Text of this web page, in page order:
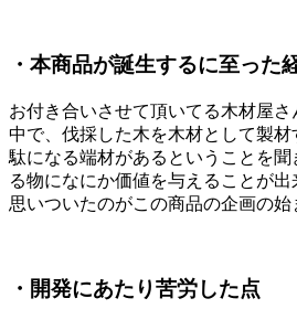
・本商品が誕生するに至った
お付き合いさせて頂いてる木材屋さ
中で、伐採した木を木材として製
駄になる端材があるということを
る物になにか価値を与えることが
思いついたのがこの商品の企画の始
・開発にあたり苦労した点